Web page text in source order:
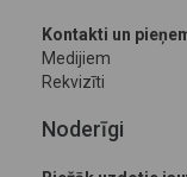
Kontakti un
Medijiem
Rekvizīti
Noderīgi